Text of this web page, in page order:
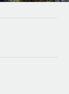
in deine